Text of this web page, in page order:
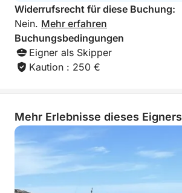
Widerrufsrecht für diese Buchung:
Nein. Mehr erfahren
Buchungsbedingungen
Eigner als Skipper
Kaution : 250 €
Mehr Erlebnisse dieses Eigners